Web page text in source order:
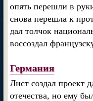
опять перешли в
снова перешла к
дал толчок
воссоздал
Германия
Лист создал проект
отечества, но ему